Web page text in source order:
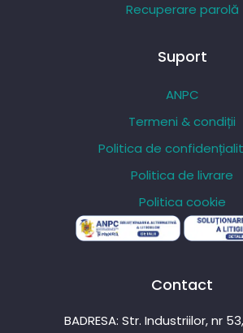
Recuperare parolă
Suport
ANPC
Termeni & condiții
Politica de
Politica de livrare
Politica cookie
Contact
BADRESA: Str. Industriilor, nr